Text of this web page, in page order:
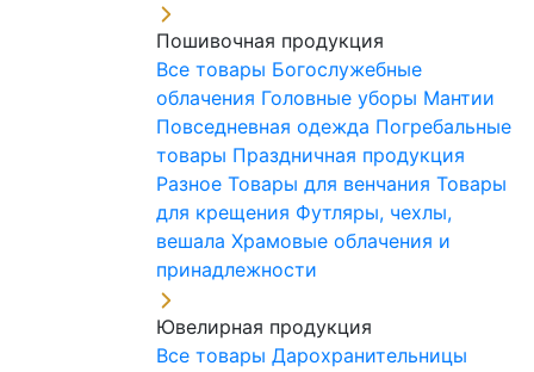
Пошивочная продукция
Все товары Богослужебные
облачения Головные уборы Мантии
Повседневная одежда Погребальные
товары Праздничная продукция
Разное Товары для венчания Товары
для крещения Футляры, чехлы,
вешала Храмовые облачения и
принадлежности
Ювелирная продукция
Все товары Дарохранительницы